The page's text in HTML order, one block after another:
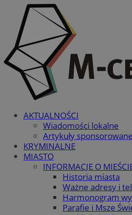
AKTUALNOŚCI
Wiadomości lokalne
Artykuły sponsorowane
KRYMINALNE
MIASTO
INFORMACJE O
Historia miasta
Ważne adresy i
Harmonogram
Parafie i Msze